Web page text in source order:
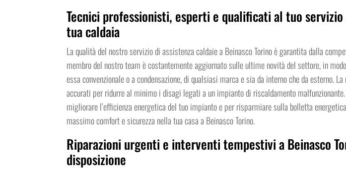
Tecnici professionisti, esperti e qualificati al tuo
tua caldaia
La qualità del nostro servizio di assistenza caldaie a Beinasco Torino è garantita dalla
membro del nostro team è costantemente aggiornato sulle ultime novità del settore, in
essa convenzionale o a condensazione, di qualsiasi marca e sia da interno che da
accurati per ridurre al minimo i disagi legati a un impianto di riscaldamento
migliorare l’efficienza energetica del tuo impianto e per risparmiare sulla bolletta
massimo comfort e sicurezza nella tua casa a Beinasco Torino.
Riparazioni urgenti e interventi tempestivi a Beinasco
disposizione